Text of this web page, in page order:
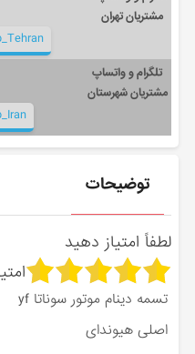
مشتریان تهران
تلگرام و واتساپ
مشتریان شهرستان
توضیحات
لطفاً امتیاز دهید
تسمه دینام موتور سوناتا yf
اصلی هیوندای